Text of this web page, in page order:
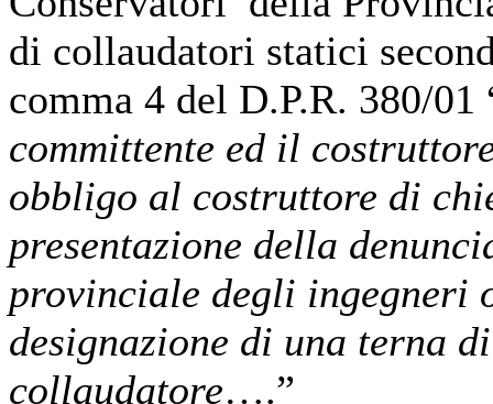
di collaudatori statici
comma 4 del D.P.R. 380/
committente ed il
obbligo al costruttore di
presentazione della
provinciale degli ingegneri
designazione di una terna
collaudatore….”